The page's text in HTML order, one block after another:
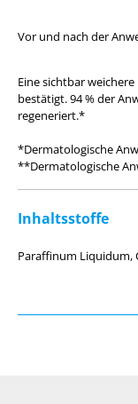
Vor und nach der
Eine sichtbar
bestätigt. 94 % der
regeneriert.*
*Dermatologische
**Dermatologische
Inhaltsstoffe
Paraffinum Liquidum,